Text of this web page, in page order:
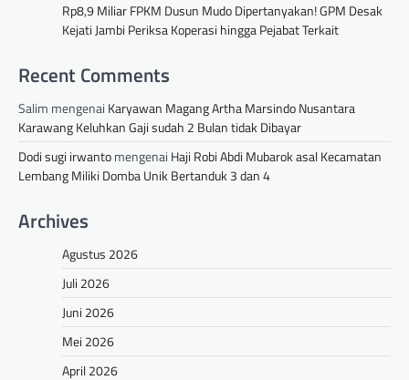
Rp8,9 Miliar FPKM Dusun Mudo Dipertanyakan! GPM Desak
Kejati Jambi Periksa Koperasi hingga Pejabat Terkait
Recent Comments
Salim mengenai Karyawan Magang Artha Marsindo Nusantara
Karawang Keluhkan Gaji sudah 2 Bulan tidak Dibayar
Dodi sugi irwantomengenai Haji Robi Abdi Mubarok asal Kecamatan
Lembang Miliki Domba Unik Bertanduk 3 dan 4
Archives
Agustus 2026
Juli 2026
Juni 2026
Mei 2026
April 2026